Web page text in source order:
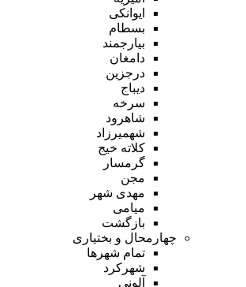
ایوانکی
بسطام
بیارجمند
دامغان
درجزین
دیباج
سرخه
شاهرود
شهمیرزاد
کلاته خیج
گرمسار
مجن
مهدی شهر
میامی
بازگشت
چهارمحال و بختیاری
تمام شهر‌ها
شهرکرد
آلونی